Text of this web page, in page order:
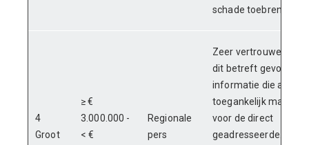
schade toebrengen
4
Groot
≥ €
3.000.000 -
< €
Regionale
pers
Zeer vertrouwelijk:
dit betreft gevoelige
informatie die alleen
toegankelijk mag zijn
voor de direct
geadresseerde.